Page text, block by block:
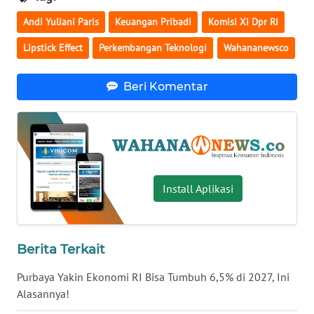
Andi Yuliani Paris Keuangan Pribadi Komisi Xi Dpr Ri
Lipstick Effect Perkembangan Teknologi Wahananewsco
Beri Komentar
Install Aplikasi
Berita Terkait
Purbaya Yakin Ekonomi RI Bisa Tumbuh 6,5% di 2027, Ini
Alasannya!
WN
BABEL
WN
WN
SUMSEL
WN
BENGKULU
WN
LAMPUNG
WN
JATENG